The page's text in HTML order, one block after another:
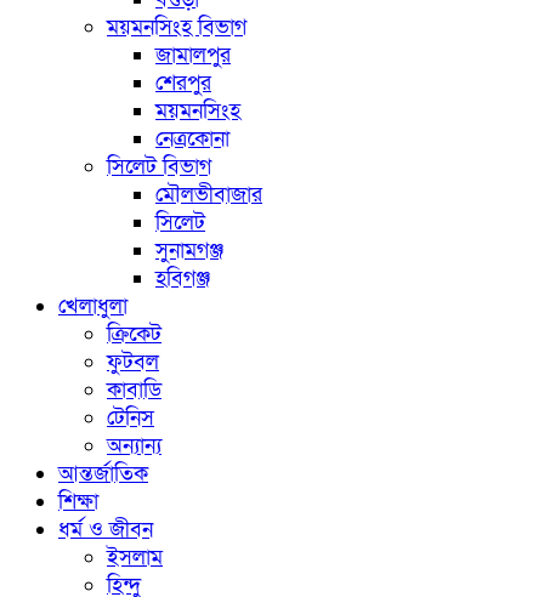
ময়মনসিংহ বিভাগ
জামালপুর
শেরপুর
ময়মনসিংহ
নেত্রকোনা
সিলেট বিভাগ
মৌলভীবাজার
সিলেট
সুনামগঞ্জ
হবিগঞ্জ
খেলাধুলা
ক্রিকেট
ফুটবল
কাবাডি
টেনিস
অন্যান্য
আন্তর্জাতিক
শিক্ষা
ধর্ম ও জীবন
ইসলাম
হিন্দু